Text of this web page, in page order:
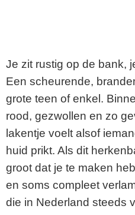
Je zit rustig op de bank,
Een scheurende,
grote teen of enkel.
rood, gezwollen en zo
lakentje voelt alsof
huid prikt. Als dit
groot dat je te maken
en soms compleet
die in Nederland steeds